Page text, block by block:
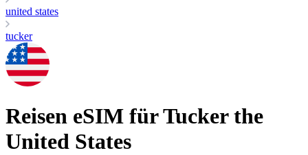
united states
tucker
Reisen eSIM fürTucker the
United States